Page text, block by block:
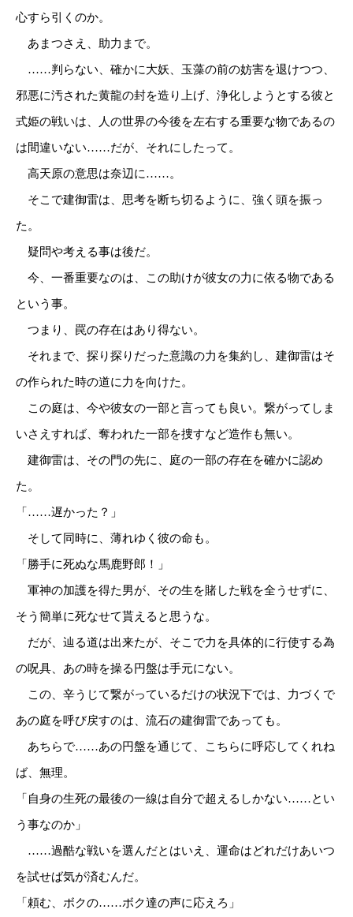
心すら引くのか。
あまつさえ、助力まで。
……判らない、確かに大妖、玉藻の前の妨害を退けつつ、
邪悪に汚された黄龍の封を造り上げ、浄化しようとする彼と
式姫の戦いは、人の世界の今後を左右する重要な物であるの
は間違いない……だが、それにしたって。
高天原の意思は奈辺に……。
そこで建御雷は、思考を断ち切るように、強く頭を振っ
た。
疑問や考える事は後だ。
今、一番重要なのは、この助けが彼女の力に依る物である
という事。
つまり、罠の存在はあり得ない。
それまで、探り探りだった意識の力を集約し、建御雷はそ
の作られた時の道に力を向けた。
この庭は、今や彼女の一部と言っても良い。繋がってしま
いさえすれば、奪われた一部を捜すなど造作も無い。
建御雷は、その門の先に、庭の一部の存在を確かに認め
た。
「……遅かった？」
そして同時に、薄れゆく彼の命も。
「勝手に死ぬな馬鹿野郎！」
軍神の加護を得た男が、その生を賭した戦を全うせずに、
そう簡単に死なせて貰えると思うな。
だが、辿る道は出来たが、そこで力を具体的に行使する為
の呪具、あの時を操る円盤は手元にない。
この、辛うじて繋がっているだけの状況下では、力づくで
あの庭を呼び戻すのは、流石の建御雷であっても。
あちらで……あの円盤を通じて、こちらに呼応してくれね
ば、無理。
「自身の生死の最後の一線は自分で超えるしかない……とい
う事なのか」
……過酷な戦いを選んだとはいえ、運命はどれだけあいつ
を試せば気が済むんだ。
「頼む、ボクの……ボク達の声に応えろ」